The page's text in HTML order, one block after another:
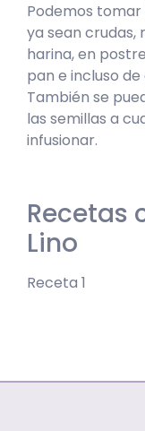
Podemos
ya sean
harina, en
pan e incluso
También se
las semillas a
infusionar.
Recetas
Lino
Receta 1